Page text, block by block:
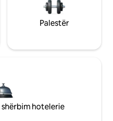
Palestër
hotelerie